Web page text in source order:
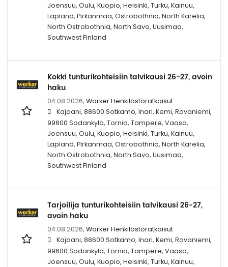
Joensuu, Oulu, Kuopio, Helsinki, Turku, Kainuu,
Lapland, Pirkanmaa, Ostrobothnia, North Karelia,
North Ostrobothnia, North Savo, Uusimaa,
Southwest Finland
Kokki tunturikohteisiin talvikausi 26-27, avoin
haku
04.08.2026, Worker Henkilöstöratkaisut
Kajaani, 88600 Sotkamo, Inari, Kemi, Rovaniemi,
99600 Sodankylä, Tornio, Tampere, Vaasa,
Joensuu, Oulu, Kuopio, Helsinki, Turku, Kainuu,
Lapland, Pirkanmaa, Ostrobothnia, North Karelia,
North Ostrobothnia, North Savo, Uusimaa,
Southwest Finland
Tarjoilija tunturikohteisiin talvikausi 26-27,
avoin haku
04.08.2026, Worker Henkilöstöratkaisut
Kajaani, 88600 Sotkamo, Inari, Kemi, Rovaniemi,
99600 Sodankylä, Tornio, Tampere, Vaasa,
Joensuu, Oulu, Kuopio, Helsinki, Turku, Kainuu,